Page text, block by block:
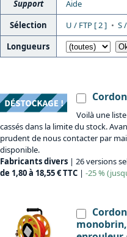
Support
Aide
Sélection
U / FTP [ 2 ]
S
Longueurs
Voilà une
cassés dans la limite du stock.
prudent de nous contacter par
disponible.
Fabricants divers | 26 versions
de 1,80 à 18,55 € TTC | -25 %
monobrin,